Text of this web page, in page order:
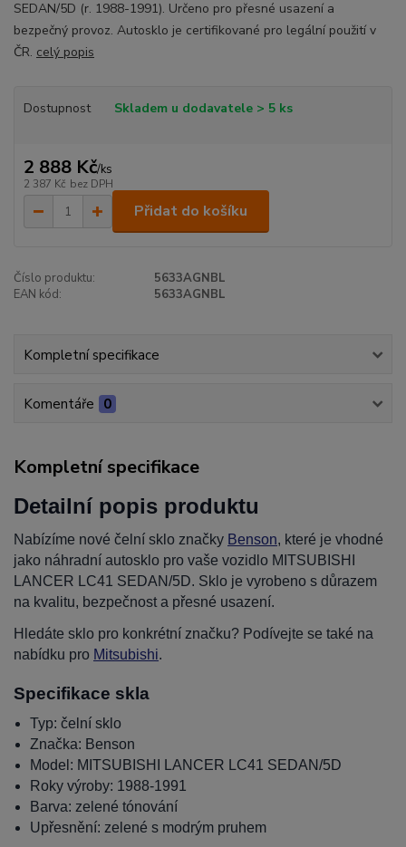
SEDAN/5D (r. 1988-1991). Určeno pro přesné usazení a
bezpečný provoz. Autosklo je certifikované pro legální použití v
ČR. celý popis
Dostupnost Skladem u dodavatele > 5 ks
2 888 Kč/ks
2 387 Kč bez DPH
Přidat do košíku
Číslo produktu:
5633AGNBL
EAN kód:
5633AGNBL
Kompletní specifikace
Komentáře 0
Kompletní specifikace
Detailní popis produktu
Nabízíme nové čelní sklo značky Benson, které je vhodné
jako náhradní autosklo pro vaše vozidlo MITSUBISHI
LANCER LC41 SEDAN/5D. Sklo je vyrobeno s důrazem
na kvalitu, bezpečnost a přesné usazení.
Hledáte sklo pro konkrétní značku? Podívejte se také na
nabídku pro Mitsubishi.
Specifikace skla
Typ: čelní sklo
Značka: Benson
Model: MITSUBISHI LANCER LC41 SEDAN/5D
Roky výroby: 1988-1991
Barva: zelené tónování
Upřesnění: zelené s modrým pruhem